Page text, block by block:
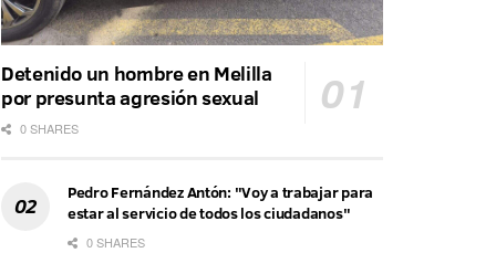
Detenido un hombre en Melilla
por presunta agresión sexual
0 SHARES
Pedro Fernández Antón: "Voy a trabajar para
estar al servicio de todos los ciudadanos"
0 SHARES